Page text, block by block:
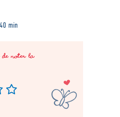
min
noter la